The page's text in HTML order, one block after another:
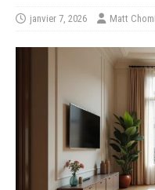
janvier 7, 2026 Matt